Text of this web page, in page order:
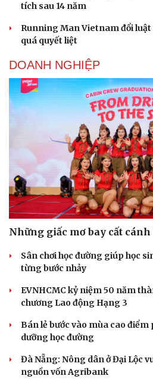
tích sau 14 năm
Running Man Vietnam đổi
quá quyết liệt
DOANH NGHIỆP
Những giấc mơ bay cất
Sân chơi học đường giúp học
từng bước nhảy
EVNHCMC kỷ niệm 50 năm
chương Lao động Hạng 3
Bán lẻ bước vào mùa cao điểm
dưỡng học đường
Đà Nẵng: Nông dân ở Đại Lộc
nguồn vốn Agribank